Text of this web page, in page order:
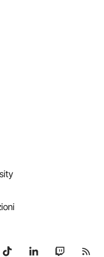
su Telegram
Seguici su TikTok
Seguici su
Seguici